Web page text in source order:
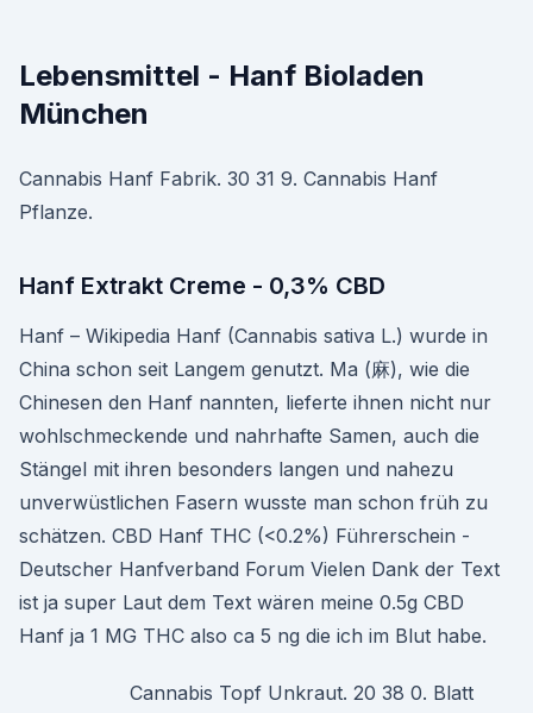
Lebensmittel - Hanf Bioladen
München
Cannabis Hanf Fabrik. 30 31 9. Cannabis Hanf
Pflanze.
Hanf Extrakt Creme - 0,3% CBD
Hanf – Wikipedia Hanf (Cannabis sativa L.) wurde in
China schon seit Langem genutzt. Ma (麻), wie die
Chinesen den Hanf nannten, lieferte ihnen nicht nur
wohlschmeckende und nahrhafte Samen, auch die
Stängel mit ihren besonders langen und nahezu
unverwüstlichen Fasern wusste man schon früh zu
schätzen. CBD Hanf THC (<0.2%) Führerschein -
Deutscher Hanfverband Forum Vielen Dank der Text
ist ja super Laut dem Text wären meine 0.5g CBD
Hanf ja 1 MG THC also ca 5 ng die ich im Blut habe.
Cannabis Topf Unkraut. 20 38 0. Blatt